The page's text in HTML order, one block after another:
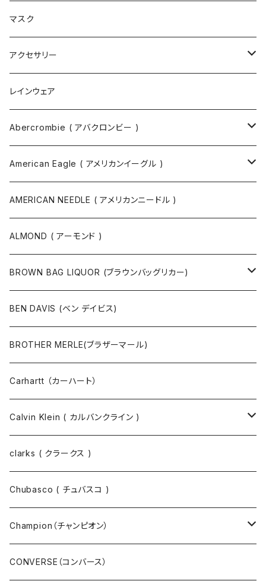
ブーツ
ショルダーバッグ
トートバッグ
ボディバッグ
バックパック
ツールバッグ
ボディバッグ・ヒップバッグ
ボストンバッグ / 旅行バッグ
ポーチ
マスク
アクセサリー
ネックレス
指輪
バングル
サングラス
マスク
ベルト
その他
マスクコード
財布 / キーケース
キーホルダー / スマホスタンド
レインウェア
Abercrombie ( アバクロンビー )
スウェット
カットソー
ニット
ジャケット・ブルゾン
コート
パンツ
パーカ
American Eagle ( アメリカンイーグル )
ニット
スウェット
カットソー
パンツ
ジャケット・ブルゾン
コート
シャツ
AMERICAN NEEDLE ( アメリカンニードル )
ALMOND ( アーモンド )
BROWN BAG LIQUOR (ブラウンバッグリカー)
半袖Tシャツ
長袖Tシャツ
半袖シャツ
長袖シャツ
スウェット
パーカー
ニット
ジャケット
BEN DAVIS (ベン デイビス)
BROTHER MERLE(ブラザーマール)
Carhartt （カーハート）
Calvin Klein ( カルバンクライン )
ジャケット
パーカー
clarks ( クラークス )
Chubasco ( チュバスコ )
Champion（チャンピオン）
スウェットパンツ
CONVERSE（コンバース）